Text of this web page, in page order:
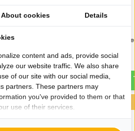
- met Theepot glas 0.8
23,95
About cookies Details
content and ads, provide social
our website traffic. We also share
of our site with our social media,
partners. These partners may
you've provided to them or that
use of their services.